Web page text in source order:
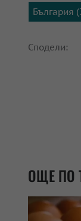
България
Сподели:
ОЩЕ ПО